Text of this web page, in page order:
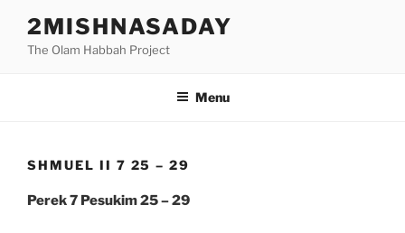
content
2MISHNASADAY
The Olam Habbah Project
Menu
SHMUEL II 7 25 – 29
Perek 7 Pesukim 25 – 29